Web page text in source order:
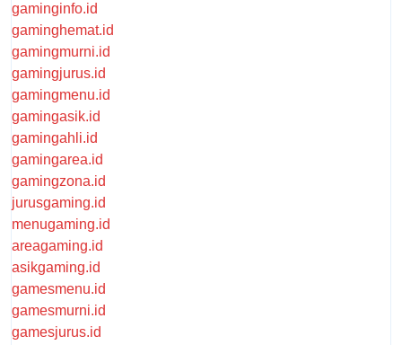
gaminginfo.id
gaminghemat.id
gamingmurni.id
gamingjurus.id
gamingmenu.id
gamingasik.id
gamingahli.id
gamingarea.id
gamingzona.id
jurusgaming.id
menugaming.id
areagaming.id
asikgaming.id
gamesmenu.id
gamesmurni.id
gamesjurus.id